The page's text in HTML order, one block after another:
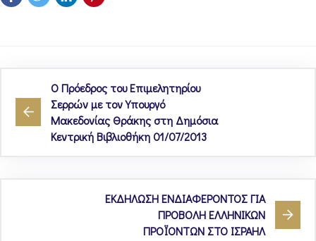
Ο Πρόεδρος του Επιμελητηρίου
Σερρών με τον Υπουργό
Μακεδονίας Θράκης στη Δημόσια
Κεντρική Βιβλιοθήκη 01/07/2013
ΕΚΔΗΛΩΣΗ ΕΝΔΙΑΦΕΡΟΝΤΟΣ ΓΙΑ
ΠΡΟΒΟΛΗ ΕΛΛΗΝΙΚΩΝ
ΠΡΟΪΟΝΤΩΝ ΣΤΟ ΙΣΡΑΗΛ